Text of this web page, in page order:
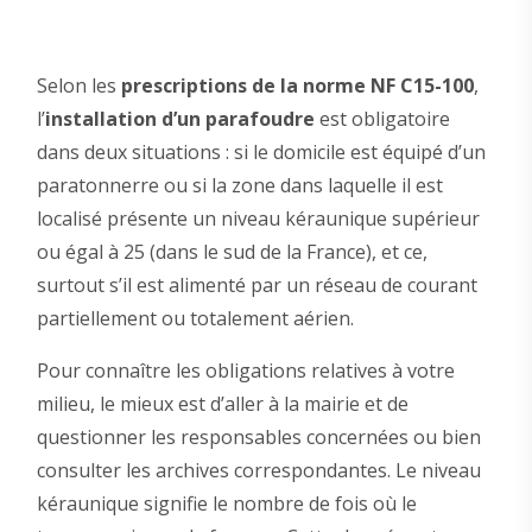
Selon les prescriptions de la norme NF C15-100,
l’installation d’un parafoudre est obligatoire
dans deux situations : si le domicile est équipé d’un
paratonnerre ou si la zone dans laquelle il est
localisé présente un niveau kéraunique supérieur
ou égal à 25 (dans le sud de la France), et ce,
surtout s’il est alimenté par un réseau de courant
partiellement ou totalement aérien.
Pour connaître les obligations relatives à votre
milieu, le mieux est d’aller à la mairie et de
questionner les responsables concernées ou bien
consulter les archives correspondantes. Le niveau
kéraunique signifie le nombre de fois où le